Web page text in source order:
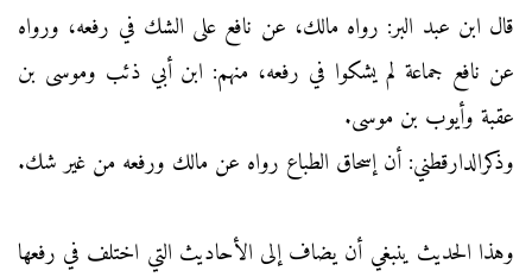
قال ابن عبد البر: رواه مالك، عن نافع على الشك في رفعه، ورواه
عن نافع جماعة لم يشكوا في رفعه، منهم: ابن أبي ذئب وموسى بن
عقبة وأيوب بن موسى.
وذكرالدارقطني: أن إسحاق الطباع رواه عن مالك ورفعه من غير شك.
وهذا الحديث ينبغي أن يضاف إلى الأحاديث التي اختلف في رفعها